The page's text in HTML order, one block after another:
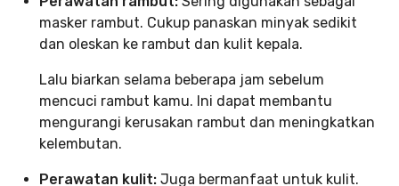
masker rambut. Cukup panaskan minyak sedikit
dan oleskan ke rambut dan kulit kepala.
Lalu biarkan selama beberapa jam sebelum
mencuci rambut kamu. Ini dapat membantu
mengurangi kerusakan rambut dan meningkatkan
kelembutan.
Perawatan kulit: Juga bermanfaat untuk kulit.